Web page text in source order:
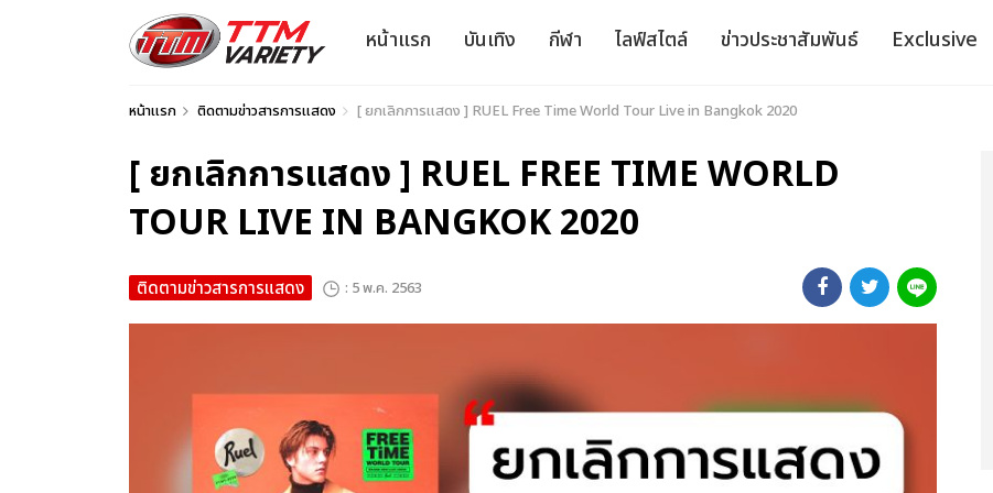
หน้าแรก บันเทิง กีฬา ไลฟ์สไตล์ ข่าวประชาสัมพันธ์ Exclusive
หน้าแรก ติดตามข่าวสารการแสดง [ ยกเลิกการแสดง ] RUEL Free Time World Tour Live in Bangkok 2020
[ ยกเลิกการแสดง ] RUEL FREE TIME WORLD
TOUR LIVE IN BANGKOK 2020
ติดตามข่าวสารการแสดง : 5 พ.ค. 2563